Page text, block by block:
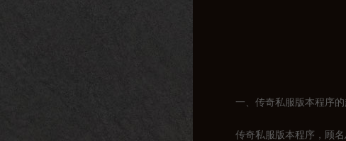
一、传奇私服版本程序
传奇私服版本程序，顾